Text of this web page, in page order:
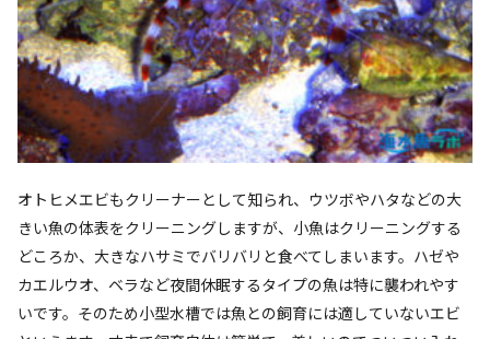
オトヒメエビもクリーナーとして知られ、ウツボやハタなどの大
きい魚の体表をクリーニングしますが、小魚はクリーニングする
どころか、大きなハサミでバリバリと食べてしまいます。ハゼや
カエルウオ、ベラなど夜間休眠するタイプの魚は特に襲われやす
いです。そのため小型水槽では魚との飼育には適していないエビ